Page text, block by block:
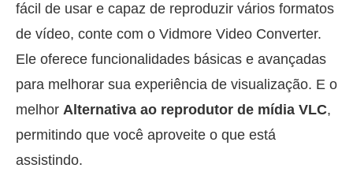
fácil de usar e capaz de reproduzir vários formatos
de vídeo, conte com o Vidmore Video Converter.
Ele oferece funcionalidades básicas e avançadas
para melhorar sua experiência de visualização. E o
melhor Alternativa ao reprodutor de mídia VLC,
permitindo que você aproveite o que está
assistindo.